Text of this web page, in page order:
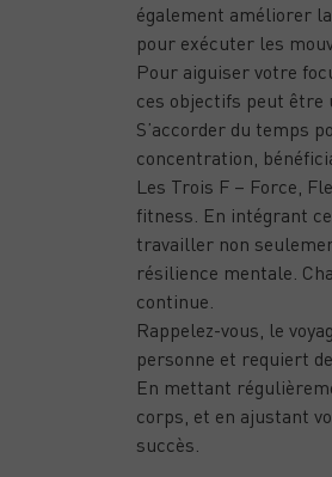
également améliorer
pour exécuter les
Pour aiguiser votre
ces objectifs peut
S’accorder du temps
concentration,
Les Trois F – Force,
fitness. En intégrant
travailler non
résilience mentale.
continue.
Rappelez-vous, le
personne et requiert
En mettant
corps, et en ajustant
succès.